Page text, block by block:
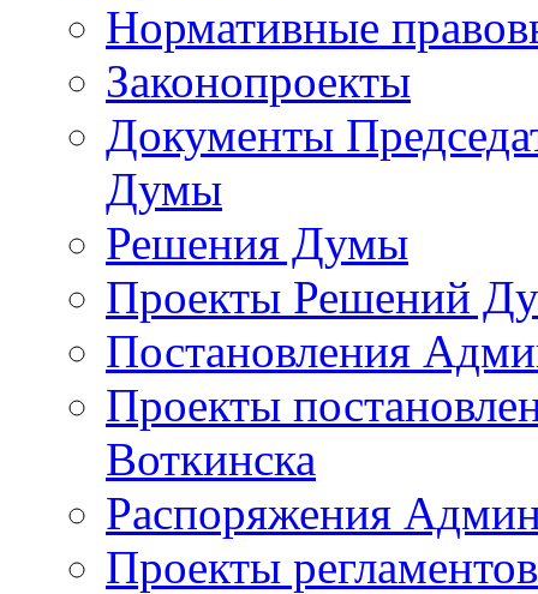
Нормативные
Законопроекты
Документы
Думы
Решения Думы
Проекты Решений
Постановления
Проекты
Воткинска
Распоряжения
Проекты